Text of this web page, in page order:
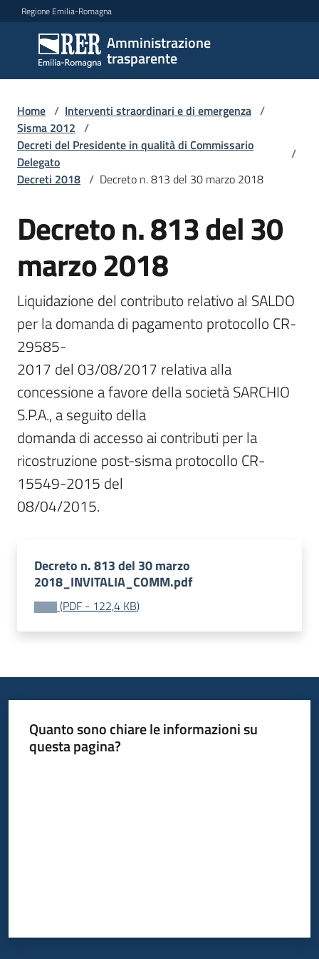
Vai al contenuto
Vai alla navigazione
Vai al footer
Regione Emilia-Romagna
Amministrazione
trasparente
Amministrazione
trasparente
Sottosezioni
Accesso
Home / Interventi straordinari e di emergenza /
Sisma 2012 /
Decreti del Presidente in qualità di Commissario
Delegato
/
Decreti 2018 / Decreto n. 813 del 30 marzo 2018
Decreto n. 813 del 30
marzo 2018
Liquidazione del contributo relativo al SALDO
per la domanda di pagamento protocollo CR-
29585-
2017 del 03/08/2017 relativa alla
concessione a favore della società SARCHIO
S.P.A., a seguito della
domanda di accesso ai contributi per la
ricostruzione post-sisma protocollo CR-
15549-2015 del
08/04/2015.
Decreto n. 813 del 30 marzo
2018_INVITALIA_COMM.pdf
(PDF - 122,4 KB)
Quanto sono chiare le informazioni su
questa pagina?